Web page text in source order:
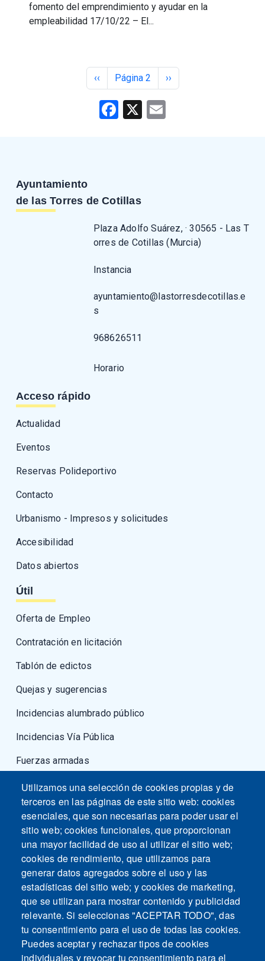
fomento del emprendimiento y ayudar en la
empleabilidad 17/10/22 – El...
Página anterior
‹‹ Página 2 Siguiente página
››
Facebook
X
Ayuntamiento
de las Torres de Cotillas
Plaza Adolfo Suárez, · 30565 - Las T
orres de Cotillas (Murcia)
Instancia
ayuntamiento@lastorresdecotillas.e
s
968626511
Horario
Acceso rápido
Actualidad
Eventos
Reservas Polideportivo
Contacto
Urbanismo - Impresos y solicitudes
Accesibilidad
Datos abiertos
Útil
Oferta de Empleo
Contratación en licitación
Tablón de edictos
Quejas y sugerencias
Incidencias alumbrado público
Incidencias Vía Pública
Fuerzas armadas
Utilizamos una selección de cookies propias y de
terceros en las páginas de este sitio web: cookies
esenciales, que son necesarias para poder usar el
sitio web; cookies funcionales, que proporcionan
una mayor facilidad de uso al utilizar el sitio web;
cookies de rendimiento, que utilizamos para
generar datos agregados sobre el uso y las
estadísticas del sitio web; y cookies de marketing,
que se utilizan para mostrar contenido y publicidad
relevante. Si seleccionas "ACEPTAR TODO", das
tu consentimiento para el uso de todas las cookies.
Puedes aceptar y rechazar tipos de cookies
individuales y revocar tu consentimiento para el